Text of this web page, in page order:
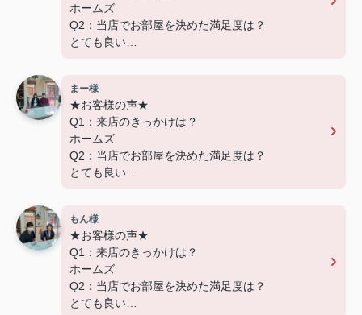
ホームズ
Q2：当店でお部屋を決めた満足度は？
とても良い
---------------------------
この度は弊社でのご契約ありがとうございまし
た！
アパートマンション館では、お部屋のご紹介だけ
でなく、入居後のアフターフォローもさせて頂いて
引越し業者のご紹介やインターネット回線のご相
談、その他入居中のお困りごとなどございました
ら、どうぞお気軽にご相談ください。
アパートマンション館は365日毎日キャンペーン
開催中！ お問い合わせは 04(7167)1222までどう
ぞ♪
まー様
★お客様の声★
Q1：来店のきっかけは？
ホームズ
Q2：当店でお部屋を決めた満足度は？
とても良い
---------------------------
この度は弊社でのご契約ありがとうございまし
た！
アパートマンション館では、お部屋のご紹介だけ
でなく、入居後のアフターフォローもさせて頂いて
もん様
★お客様の声★
Q1：来店のきっかけは？
ホームズ
Q2：当店でお部屋を決めた満足度は？
とても良い